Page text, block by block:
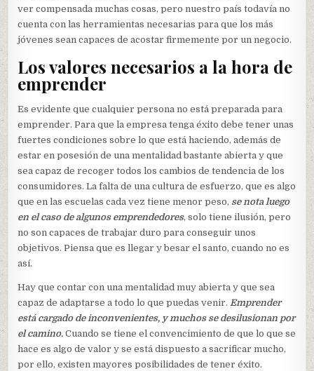
ver compensada muchas cosas, pero nuestro país todavía no
cuenta con las herramientas necesarias para que los más
jóvenes sean capaces de acostar firmemente por un negocio.
Los valores necesarios a la hora de
emprender
Es evidente que cualquier persona no está preparada para
emprender. Para que la empresa tenga éxito debe tener unas
fuertes condiciones sobre lo que está haciendo, además de
estar en posesión de una mentalidad bastante abierta y que
sea capaz de recoger todos los cambios de tendencia de los
consumidores. La falta de una cultura de esfuerzo, que es algo
que en las escuelas cada vez tiene menor peso, se nota luego
en el caso de algunos emprendedores, solo tiene ilusión, pero
no son capaces de trabajar duro para conseguir unos
objetivos. Piensa que es llegar y besar el santo, cuando no es
así.
Hay que contar con una mentalidad muy abierta y que sea
capaz de adaptarse a todo lo que puedas venir.Emprender
está cargado de inconvenientes, y muchos se desilusionan por
el camino.Cuando se tiene el convencimiento de que lo que se
hace es algo de valor y se está dispuesto a sacrificar mucho,
por ello, existen mayores posibilidades de tener éxito.